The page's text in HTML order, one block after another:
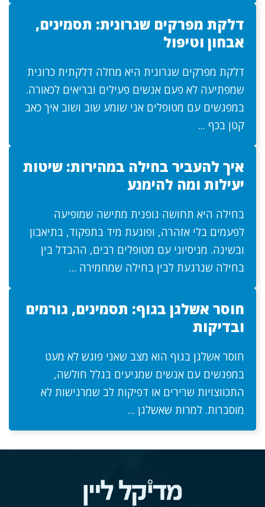
דלקת מפרקים שגרונית: תסמינים,
אבחון וטיפול
דלקת מפרקים שגרונית היא מחלה דלקתית כרונית
שמפתיעה לא פעם אנשים פעילים ובריאים לכאורה.
במפגשים עם מטופלים אני שומע שוב ושוב איך כאב
קטן בכף ...
איך להעביר בחילה במהירות: שיטות
יעילות ומה להימנע
בחילה היא תחושה גופנית מתישה שמופיעה
לפעמים בלי אזהרה, ופוגעת מיד בתפקוד, בתיאבון
ובשינה. מניסיוני עם מטופלים רבים, ההבדל בין
בחילה שנרגעת לבין בחילה שמחמירה ...
חוסר אשלגן בגוף: תסמינים, גורמים
ובדיקות
חוסר אשלגן בגוף הוא מצב שאני פוגש לא מעט
במפגשים עם אנשים שמגיעים בגלל חולשה,
התכווצויות שרירים או דפיקות לב שמרגישות לא
מוסברות. למרות שאשלגן ...